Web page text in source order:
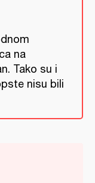
na
Tako su i
nisu bili